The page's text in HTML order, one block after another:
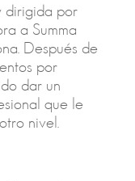
dirigida por
a Summa
Después de
por
dar un
que le
nivel.